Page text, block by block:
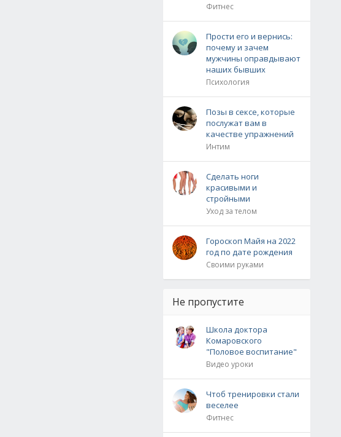
Фитнес
Прости его и вернись:
почему и зачем
мужчины оправдывают
наших бывших
Психология
Позы в сексе, которые
послужат вам в
качестве упражнений
Интим
Сделать ноги
красивыми и
стройными
Уход за телом
Гороскоп Майя на 2022
год по дате рождения
Своими руками
Не пропустите
Школа доктора
Комаровского
"Половое воспитание"
Видео уроки
Чтоб тренировки стали
веселее
Фитнес